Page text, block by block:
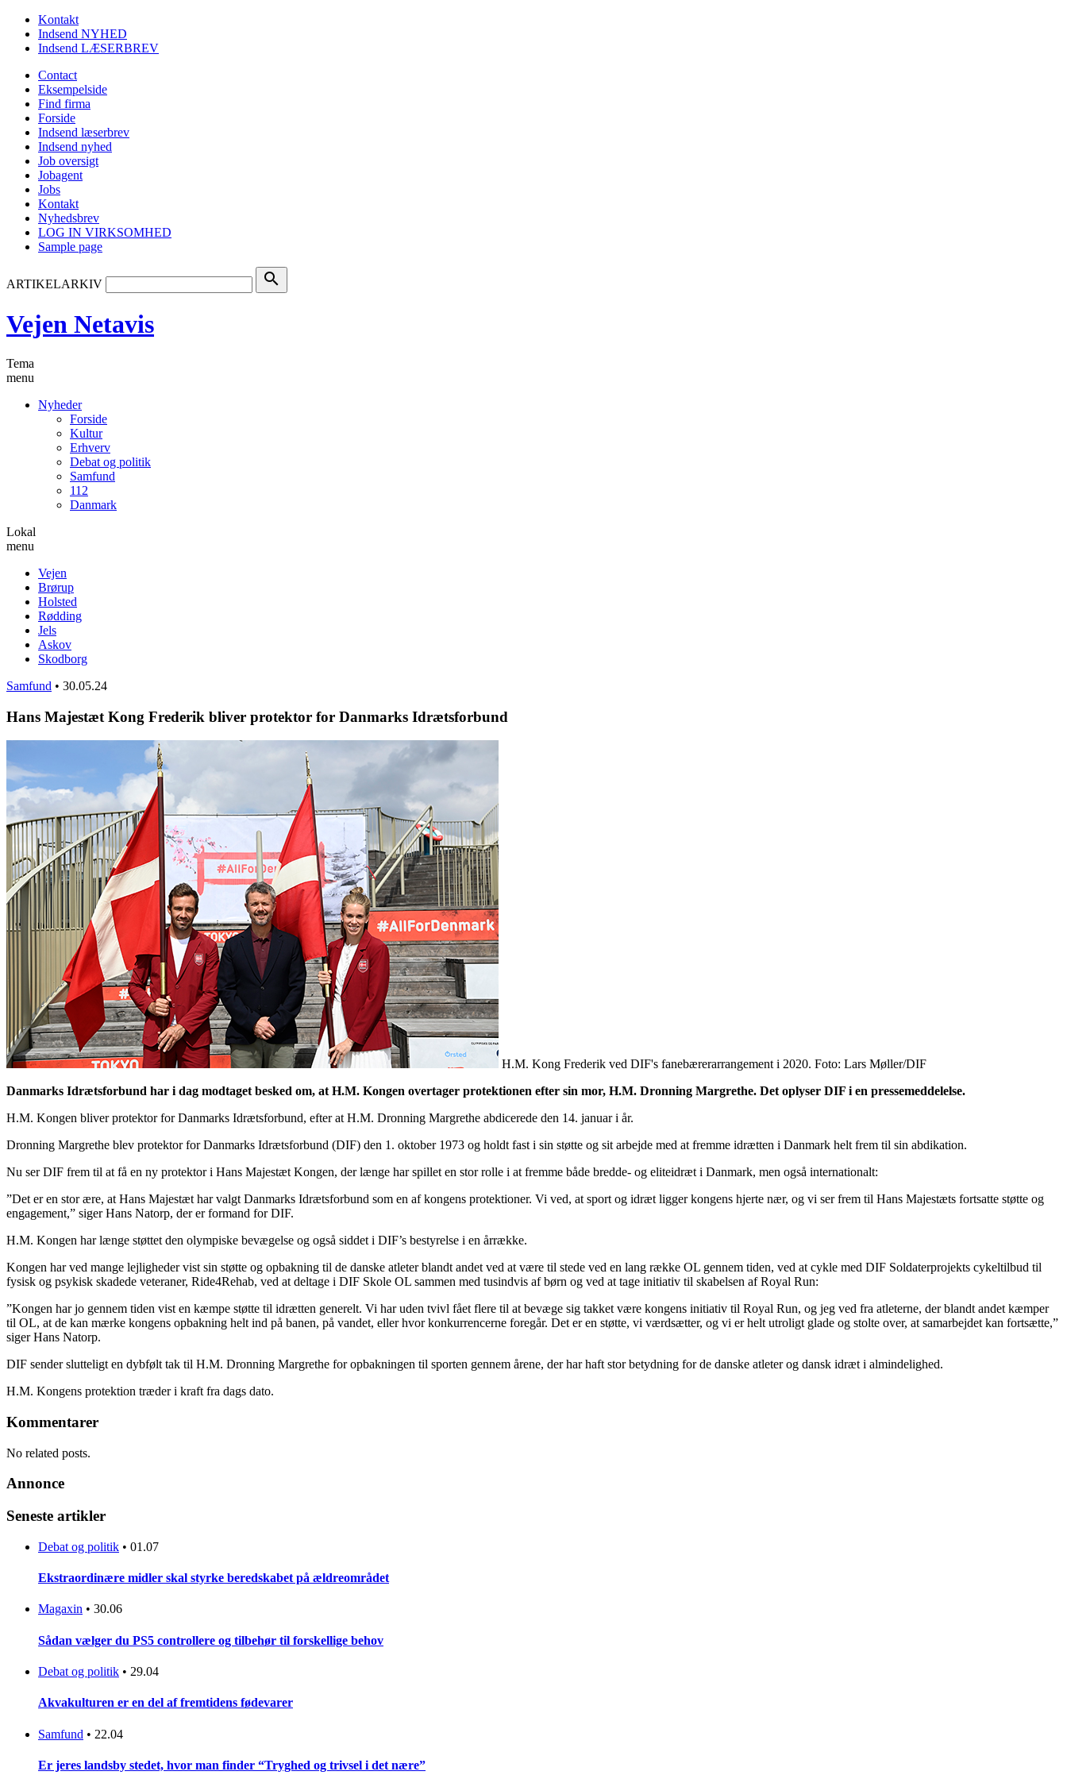
Kontakt
Indsend NYHED
Indsend LÆSERBREV
Contact
Eksempelside
Find firma
Forside
Indsend læserbrev
Indsend nyhed
Job oversigt
Jobagent
Jobs
Kontakt
Nyhedsbrev
LOG IN VIRKSOMHED
Sample page
ARTIKELARKIV search
Vejen Netavis
Tema
menu
Nyheder
Forside
Kultur
Erhverv
Debat og politik
Samfund
112
Danmark
Lokal
menu
Vejen
Brørup
Holsted
Rødding
Jels
Askov
Skodborg
Samfund • 30.05.24
Hans Majestæt Kong Frederik bliver protektor for Danmarks Idrætsforbund
H.M. Kong Frederik ved DIF's fanebærerarrangement i 2020. Foto: Lars Møller/DIF
Danmarks Idrætsforbund har i dag modtaget besked om, at H.M. Kongen overtager protektionen efter sin mor, H.M. Dronning Margrethe. Det oplyser DIF i en pressemeddelelse.
H.M. Kongen bliver protektor for Danmarks Idrætsforbund, efter at H.M. Dronning Margrethe abdicerede den 14. januar i år.
Dronning Margrethe blev protektor for Danmarks Idrætsforbund (DIF) den 1. oktober 1973 og holdt fast i sin støtte og sit arbejde med at fremme idrætten i Danmark helt frem til sin abdikation.
Nu ser DIF frem til at få en ny protektor i Hans Majestæt Kongen, der længe har spillet en stor rolle i at fremme både bredde- og eliteidræt i Danmark, men også internationalt:
”Det er en stor ære, at Hans Majestæt har valgt Danmarks Idrætsforbund som en af kongens protektioner. Vi ved, at sport og idræt ligger kongens hjerte nær, og vi ser frem til Hans Majestæts fortsatte støtte og
engagement,” siger Hans Natorp, der er formand for DIF.
H.M. Kongen har længe støttet den olympiske bevægelse og også siddet i DIF’s bestyrelse i en årrække.
Kongen har ved mange lejligheder vist sin støtte og opbakning til de danske atleter blandt andet ved at være til stede ved en lang række OL gennem tiden, ved at cykle med DIF Soldaterprojekts cykeltilbud til
fysisk og psykisk skadede veteraner, Ride4Rehab, ved at deltage i DIF Skole OL sammen med tusindvis af børn og ved at tage initiativ til skabelsen af Royal Run:
”Kongen har jo gennem tiden vist en kæmpe støtte til idrætten generelt. Vi har uden tvivl fået flere til at bevæge sig takket være kongens initiativ til Royal Run, og jeg ved fra atleterne, der blandt andet kæmper
til OL, at de kan mærke kongens opbakning helt ind på banen, på vandet, eller hvor konkurrencerne foregår. Det er en støtte, vi værdsætter, og vi er helt utroligt glade og stolte over, at samarbejdet kan fortsætte,”
siger Hans Natorp.
DIF sender slutteligt en dybfølt tak til H.M. Dronning Margrethe for opbakningen til sporten gennem årene, der har haft stor betydning for de danske atleter og dansk idræt i almindelighed.
H.M. Kongens protektion træder i kraft fra dags dato.
Kommentarer
No related posts.
Annonce
Seneste artikler
Debat og politik • 01.07
Ekstraordinære midler skal styrke beredskabet på ældreområdet
Magaxin • 30.06
Sådan vælger du PS5 controllere og tilbehør til forskellige behov
Debat og politik • 29.04
Akvakulturen er en del af fremtidens fødevarer
Samfund • 22.04
Er jeres landsby stedet, hvor man finder “Tryghed og trivsel i det nære”